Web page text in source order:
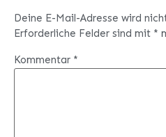
Deine E-Mail-Adresse wird
Erforderliche Felder sind mit *
Kommentar *